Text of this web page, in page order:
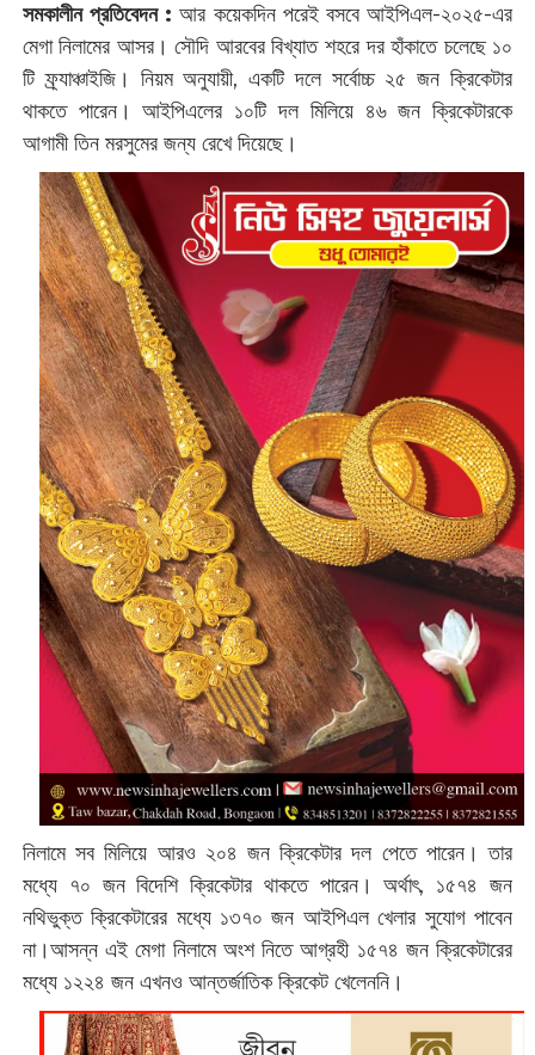
সমকালীন প্রতিবেদন : আর কয়েকদিন পরেই বসবে আইপিএল-২০২৫-এর
মেগা নিলামের আসর। সৌদি আরবের বিখ্যাত শহরে দর হাঁকাতে চলেছে ১০
টি ফ্র্যাঞ্চাইজি। নিয়ম অনুযায়ী, একটি দলে সর্বোচ্চ ২৫ জন ক্রিকেটার
থাকতে পারেন। আইপিএলের ১০টি দল মিলিয়ে ৪৬ জন ক্রিকেটারকে
আগামী তিন মরসুমের জন্য রেখে দিয়েছে।
নিলামে সব মিলিয়ে আরও ২০৪ জন ক্রিকেটার দল পেতে পারেন। তার
মধ্যে ৭০ জন বিদেশি ক্রিকেটার থাকতে পারেন। অর্থাৎ, ১৫৭৪ জন
নথিভুক্ত ক্রিকেটারের মধ্যে ১৩৭০ জন আইপিএল খেলার সুযোগ পাবেন
না।আসন্ন এই মেগা নিলামে অংশ নিতে আগ্রহী ১৫৭৪ জন ক্রিকেটারের
মধ্যে ১২২৪ জন এখনও আন্তর্জাতিক ক্রিকেট খেলেননি।